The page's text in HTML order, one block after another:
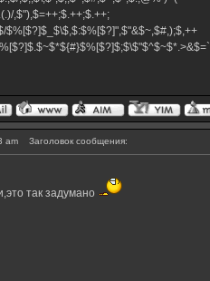
,$"),$=++;$.++;$.++;
$%[$?]$_$\$,$:$%[$?]",$"&$~,$#,);$,++
am Заголовок сообщения:
так задумано